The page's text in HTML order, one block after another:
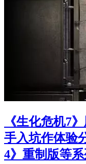
《生化危机7
手入坑作体验
4》重制版等